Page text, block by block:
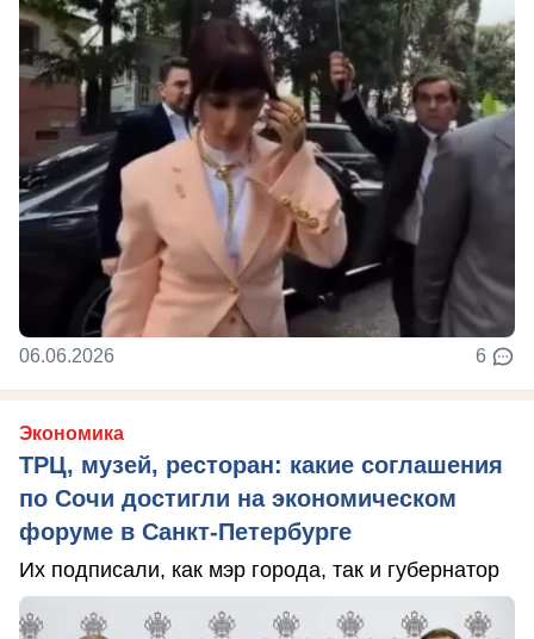
06.06.2026 6
Экономика
ТРЦ, музей, ресторан: какие соглашения
по Сочи достигли на экономическом
форуме в Санкт-Петербурге
Их подписали, как мэр города, так и губернатор